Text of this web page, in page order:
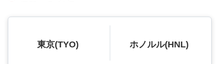
東京(TYO) ホノルル(HNL)